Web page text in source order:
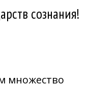
сознания!
множество